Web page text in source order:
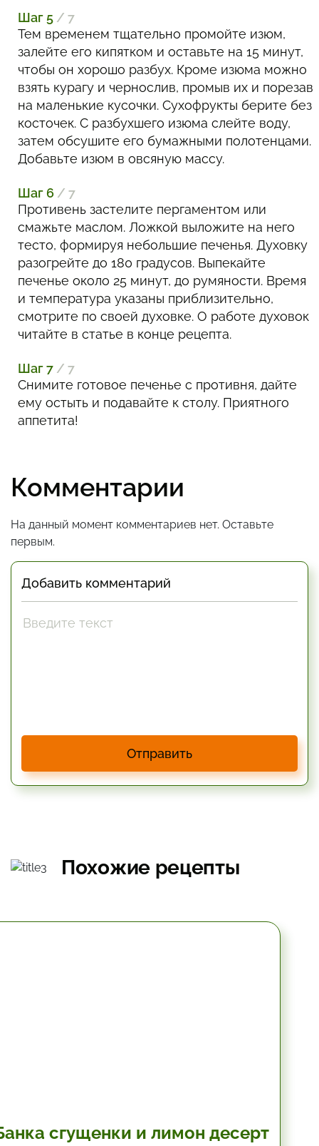
Шаг 5 / 7
Тем временем тщательно промойте изюм,
залейте его кипятком и оставьте на 15 минут,
чтобы он хорошо разбух. Кроме изюма можно
взять курагу и чернослив, промыв их и порезав
на маленькие кусочки. Сухофрукты берите без
косточек. С разбухшего изюма слейте воду,
затем обсушите его бумажными полотенцами.
Добавьте изюм в овсяную массу.
Шаг 6 / 7
Противень застелите пергаментом или
смажьте маслом. Ложкой выложите на него
тесто, формируя небольшие печенья. Духовку
разогрейте до 180 градусов. Выпекайте
печенье около 25 минут, до румяности. Время
и температура указаны приблизительно,
смотрите по своей духовке. О работе духовок
читайте в статье в конце рецепта.
Шаг 7 / 7
Снимите готовое печенье с противня, дайте
ему остыть и подавайте к столу. Приятного
аппетита!
Комментарии
На данный момент комментариев нет. Оставьте
первым.
Добавить комментарий
Отправить
Похожие рецепты
сгущенки и лимон десерт